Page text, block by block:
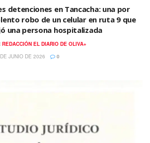
detenciones en Tancacha: una por
robo de un celular en ruta 9 que
una persona hospitalizada
REDACCIÓN EL DIARIO DE OLIVA+
JUNIO DE 2026
0